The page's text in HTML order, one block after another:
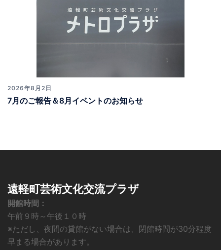
2026年8月2日
7月のご報告＆8月イベントのお知らせ
遠軽町芸術文化交流プラザ
開館時間：
午前９時～午後１０時
※ただし、夜間の貸館がない場合は、閉館時間が30分程度
早まる場合があります。